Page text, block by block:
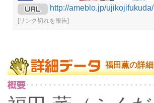
http://ameblo.jp/ujikojifukuda/
[リンク切れを報告]
福田薫の詳